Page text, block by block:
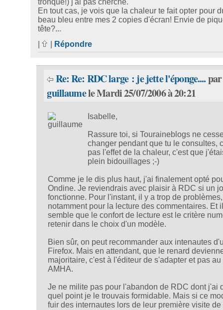
En tout cas, je vois que la chaleur te fait opter pour
beau bleu entre mes 2 copies d'écran! Envie de
tête?...
Répondre
Re: Re: RDC large : je jette l'éponge....par
guillaumele Mardi 25/07/2006 à 20:21
Isabelle,
Rassure toi, si Touraineblogs ne
changer pendant que tu le consultes,
pas l'effet de la chaleur, c'est que
plein bidouillages ;-)
Comme je le dis plus haut, j'ai finalement opté
Ondine. Je reviendrais avec plaisir à RDC si un
fonctionne. Pour l'instant, il y a trop de problèmes,
notamment pour la lecture des commentaires. Et
semble que le confort de lecture est le critère
retenir dans le choix d'un modèle.
Bien sûr, on peut recommander aux intenautes
Firefox. Mais en attendant, que le renard
majoritaire, c'est à l'éditeur de s'adapter et pas au
AMHA.
Je ne milite pas pour l'abandon de RDC dont j'ai
quel point je le trouvais formidable. Mais si ce
fuir des internautes lors de leur première visite de